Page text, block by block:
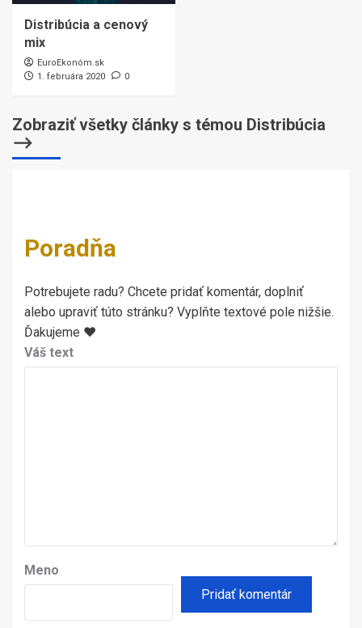
Distribúcia a cenový
mix
EuroEkonóm.sk
1. februára 2020
0
Zobraziť všetky články s témou Distribúcia
⟶
Poradňa
Potrebujete radu? Chcete pridať komentár, doplniť
alebo upraviť túto stránku? Vyplňte textové pole nižšie.
Ďakujeme ♥
Váš text
Meno